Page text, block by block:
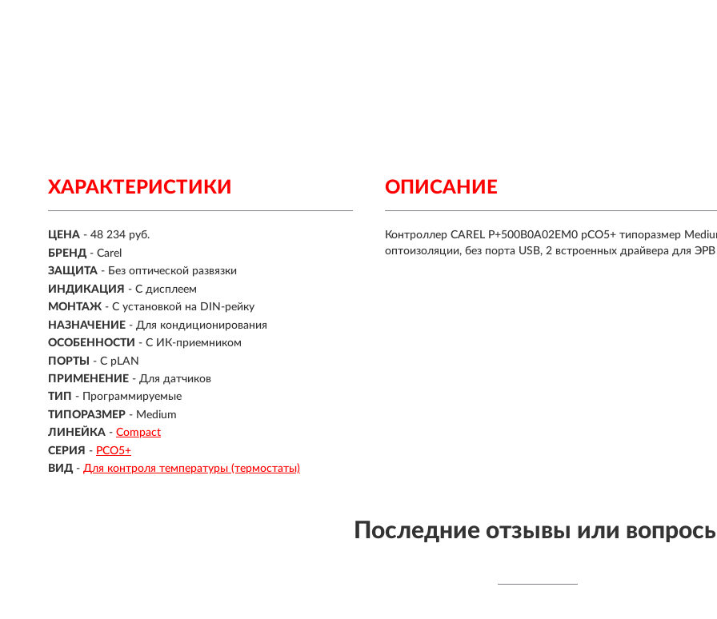
ХАРАКТЕРИСТИКИ
ЦЕНА - 48 234 руб.
БРЕНД - Carel
ЗАЩИТА - Без оптической развязки
ИНДИКАЦИЯ - С дисплеем
МОНТАЖ - С установкой на DIN-рейку
НАЗНАЧЕНИЕ - Для кондиционирования
ОСОБЕННОСТИ - С ИК-приемником
ПОРТЫ
- С pLAN
ПРИМЕНЕНИЕ - Для датчиков
ТИП - Программируемые
ТИПОРАЗМЕР - Medium
ЛИНЕЙКА - Compact
СЕРИЯ - PCO5+
ВИД - Для контроля температуры (термостаты)
ОПИСАНИЕ
Контроллер CAREL P+500B0A02EM0 pCO5+ типоразмер
оптоизоляции, без порта USB, 2 встроенных драйвера для ЭРВ
Последние отзывы или